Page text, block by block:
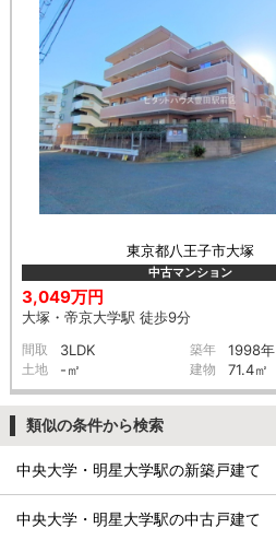
東京都八王子市大塚
中古マンション
3,049万円
大塚・帝京大学駅 徒歩9分
間取 3LDK 築年 1998年
土地 -㎡ 建物 71.4㎡
類似の条件から検索
中央大学・明星大学駅の新築戸建て
中央大学・明星大学駅の中古戸建て